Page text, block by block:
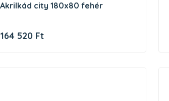
akrilkád city 180x80 fehér
164 520 Ft